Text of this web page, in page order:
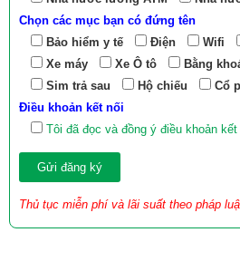
Chọn các mục bạn có đứng tên
Bảo hiểm y tế
Điện Wifi
Xe máy
Xe Ô tô Bằng
Sim trả sau
Hộ chiếu Cổ
Điều khoản kết nối
Tôi đã đọc và đồng ý điều khoản kết
Thủ tục miễn phí và lãi suất theo pháp